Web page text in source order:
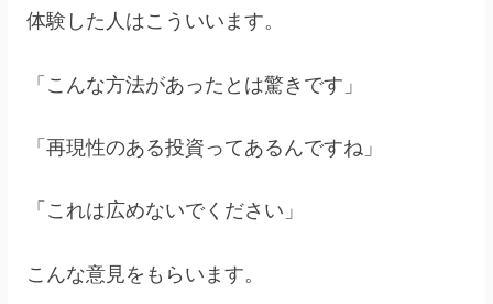
体験した人はこういいます。
「こんな方法があったとは驚きです」
「再現性のある投資ってあるんですね」
「これは広めないでください」
こんな意見をもらいます。